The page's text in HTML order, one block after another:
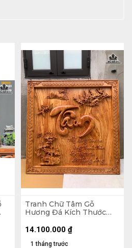
Tranh Chữ Tâm Gỗ
Hương Đá Kích Thước
1 tháng trước
14.100.000 ₫